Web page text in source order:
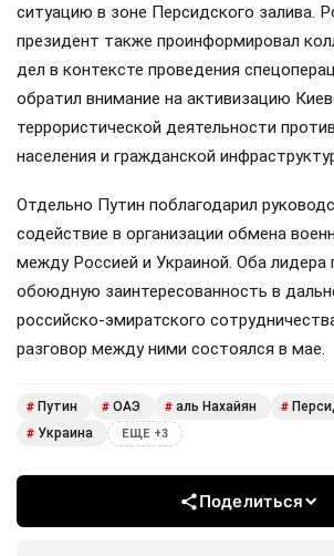
ситуацию в зоне Персидского залива.
президент также проинформировал
дел в контексте проведения
обратил внимание на активизацию
террористической деятельности
населения и гражданской
Отдельно Путин поблагодарил
содействие в организации обмена
между Россией и Украиной. Оба лидера
обоюдную заинтересованность в
российско-эмиратского
разговор между ними состоялся в мае.
# Путин # ОАЭ # аль Нахайян #
# Украина ЕЩЕ +3
Поделиться